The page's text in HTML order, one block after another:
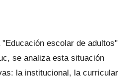
escolar de adultos"
se analiza esta situación
la institucional, la curricular